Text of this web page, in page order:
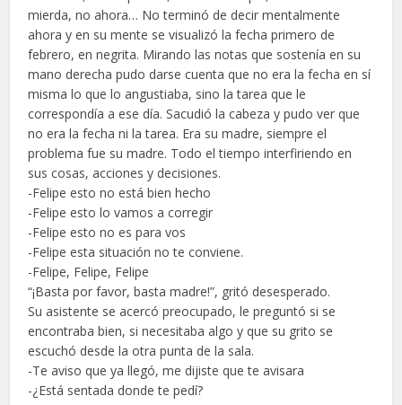
mierda, no ahora… No terminó de decir mentalmente
ahora y en su mente se visualizó la fecha primero de
febrero, en negrita. Mirando las notas que sostenía en su
mano derecha pudo darse cuenta que no era la fecha en sí
misma lo que lo angustiaba, sino la tarea que le
correspondía a ese día. Sacudió la cabeza y pudo ver que
no era la fecha ni la tarea. Era su madre, siempre el
problema fue su madre. Todo el tiempo interfiriendo en
sus cosas, acciones y decisiones.
-Felipe esto no está bien hecho
-Felipe esto lo vamos a corregir
-Felipe esto no es para vos
-Felipe esta situación no te conviene.
-Felipe, Felipe, Felipe
“¡Basta por favor, basta madre!”, gritó desesperado.
Su asistente se acercó preocupado, le preguntó si se
encontraba bien, si necesitaba algo y que su grito se
escuchó desde la otra punta de la sala.
-Te aviso que ya llegó, me dijiste que te avisara
-¿Está sentada donde te pedí?